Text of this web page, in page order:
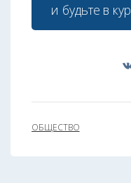
и будьте в
ОБЩЕСТВО